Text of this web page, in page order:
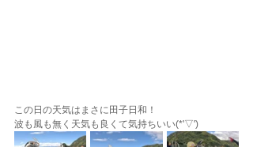
この日の天気はまさに田子日和！
波も風も無く天気も良くて気持ちいい(*'▽')